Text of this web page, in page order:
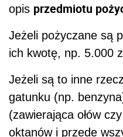
opis przedmiotu
Jeżeli pożyczane są
ich kwotę, np. 5.000
Jeżeli są to inne
gatunku (np.
(zawierająca ołów
oktanów i przede